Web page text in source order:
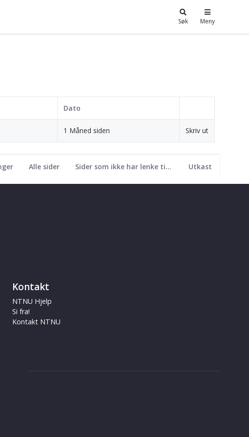
Søk Meny
Alle sider Sider som ikke har lenke til seg Utkast
Dato
1 Måned siden Skriv ut
Kontakt
NTNU Hjelp
Si fra!
Kontakt NTNU